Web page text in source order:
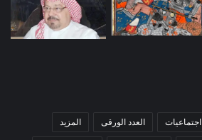
اجتماعيات العدد الورقى المزيد